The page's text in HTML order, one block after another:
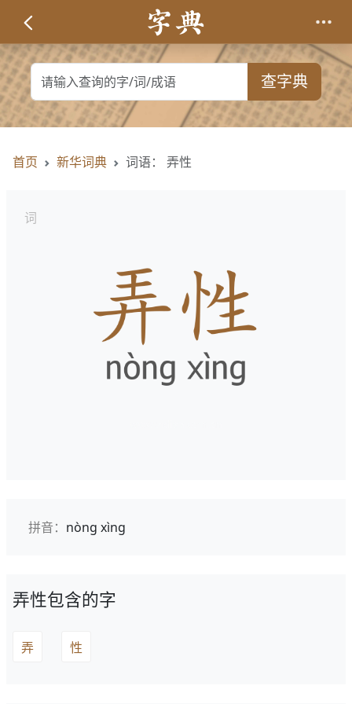
查字典
首页 新华词典 词语： 弄性
词
拼音： nòng xìng
弄性包含的字
弄 性